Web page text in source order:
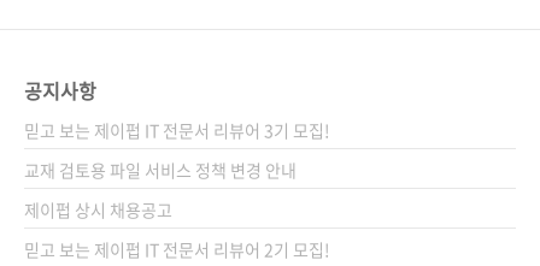
입니다. 그만큼 스프링 개발자들로부터 큰 호응
은 에이콘 출판사에서 번역 출간되었고, 2판은
ITC 출판사에서 번역되어 제법 많이 판매된 것
으로 알고 있습니다. 지금 서점에서 보니 1판이
아직도 판매되고 있네요. 에이콘 출판사에 살짝
미안하네요.. 아무튼 이제 스프링..
공지사항
믿고 보는 제이펍 IT 전문서 리뷰어 3기 모집!
교재 검토용 파일 서비스 정책 변경 안내
제이펍 상시 채용공고
믿고 보는 제이펍 IT 전문서 리뷰어 2기 모집!